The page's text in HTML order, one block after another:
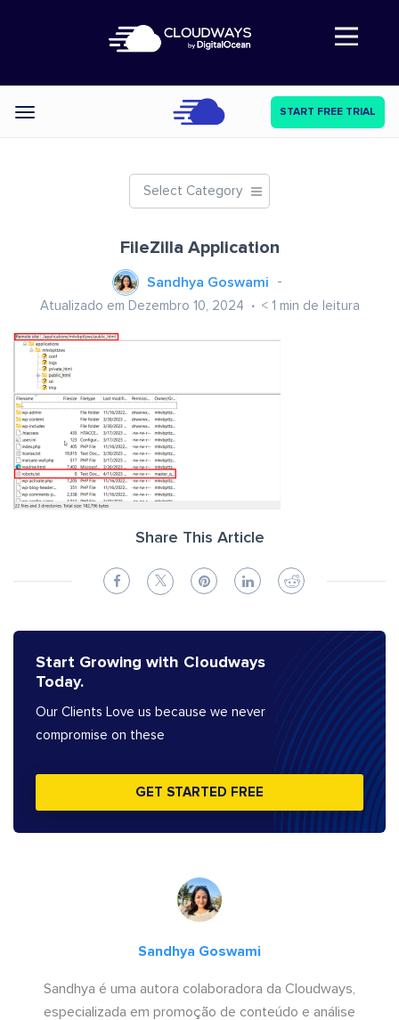
Abre a navegação
Categories START FREE TRIAL
Select Category
FileZilla Application
Sandhya Goswami
Atualizado em Dezembro 10, 2024 < 1 min de leitura
Share This Article
Start Growing with Cloudways
Today.
Our Clients Love us because we never
compromise on these
GET STARTED FREE
Sandhya Goswami
Sandhya é uma autora colaboradora da Cloudways,
especializada em promoção de conteúdo e análise